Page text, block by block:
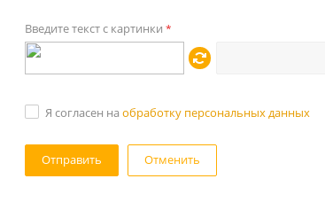
Введите текст с картинки *
Я согласен на обработку персональных данных
Отменить